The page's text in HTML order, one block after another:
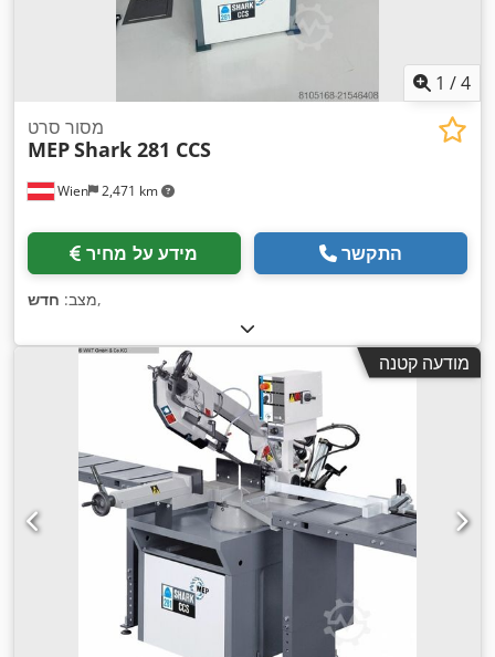
1 /4
Wien 2,471 km
מסור סרט
MEPShark 281 CCS
מידע על מחיר התקשר
מצב: חדש ,
מודעה קטנה